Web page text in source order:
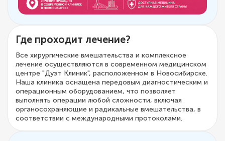
Где проходит лечение?
Все хирургические вмешательства и комплексное
лечение осуществляются в современном медицинском
центре "Дуэт Клиник", расположенном в Новосибирске.
Наша клиника оснащена передовым диагностическим и
операционным оборудованием, что позволяет
выполнять операции любой сложности, включая
органосохраняющие и радикальные вмешательства, в
соответствии с международными протоколами.